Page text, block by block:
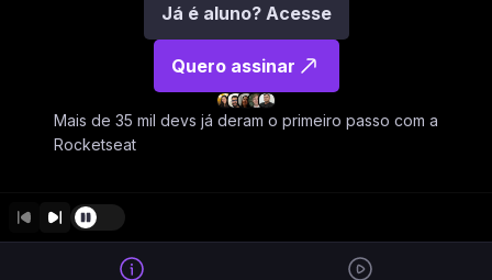
Já é aluno? Acesse
Quero assinar
Mais de 35 mil devs já deram o primeiro passo com a
Rocketseat